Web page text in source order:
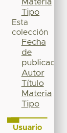
Materia
Tipo
Esta
colección
Fecha
de
publicación
Autor
Título
Materia
Tipo
Usuario